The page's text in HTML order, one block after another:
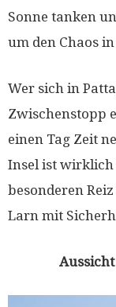
Sonne tanken
um den Chaos
Wer sich in
Zwischenstopp
einen Tag Zeit
Insel ist wirklich
besonderen
Larn mit